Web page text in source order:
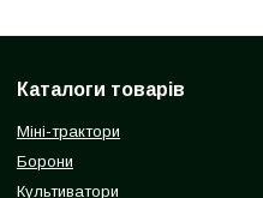
Каталоги товарів
Міні-трактори
Борони
Культиватори